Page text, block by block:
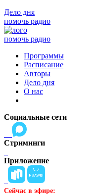
Дело дня
помочь радио
помочь радио
Программы
Расписание
Авторы
Дело дня
О нас
Социальные сети
Стриминги
Приложение
Сейчас в эфире: